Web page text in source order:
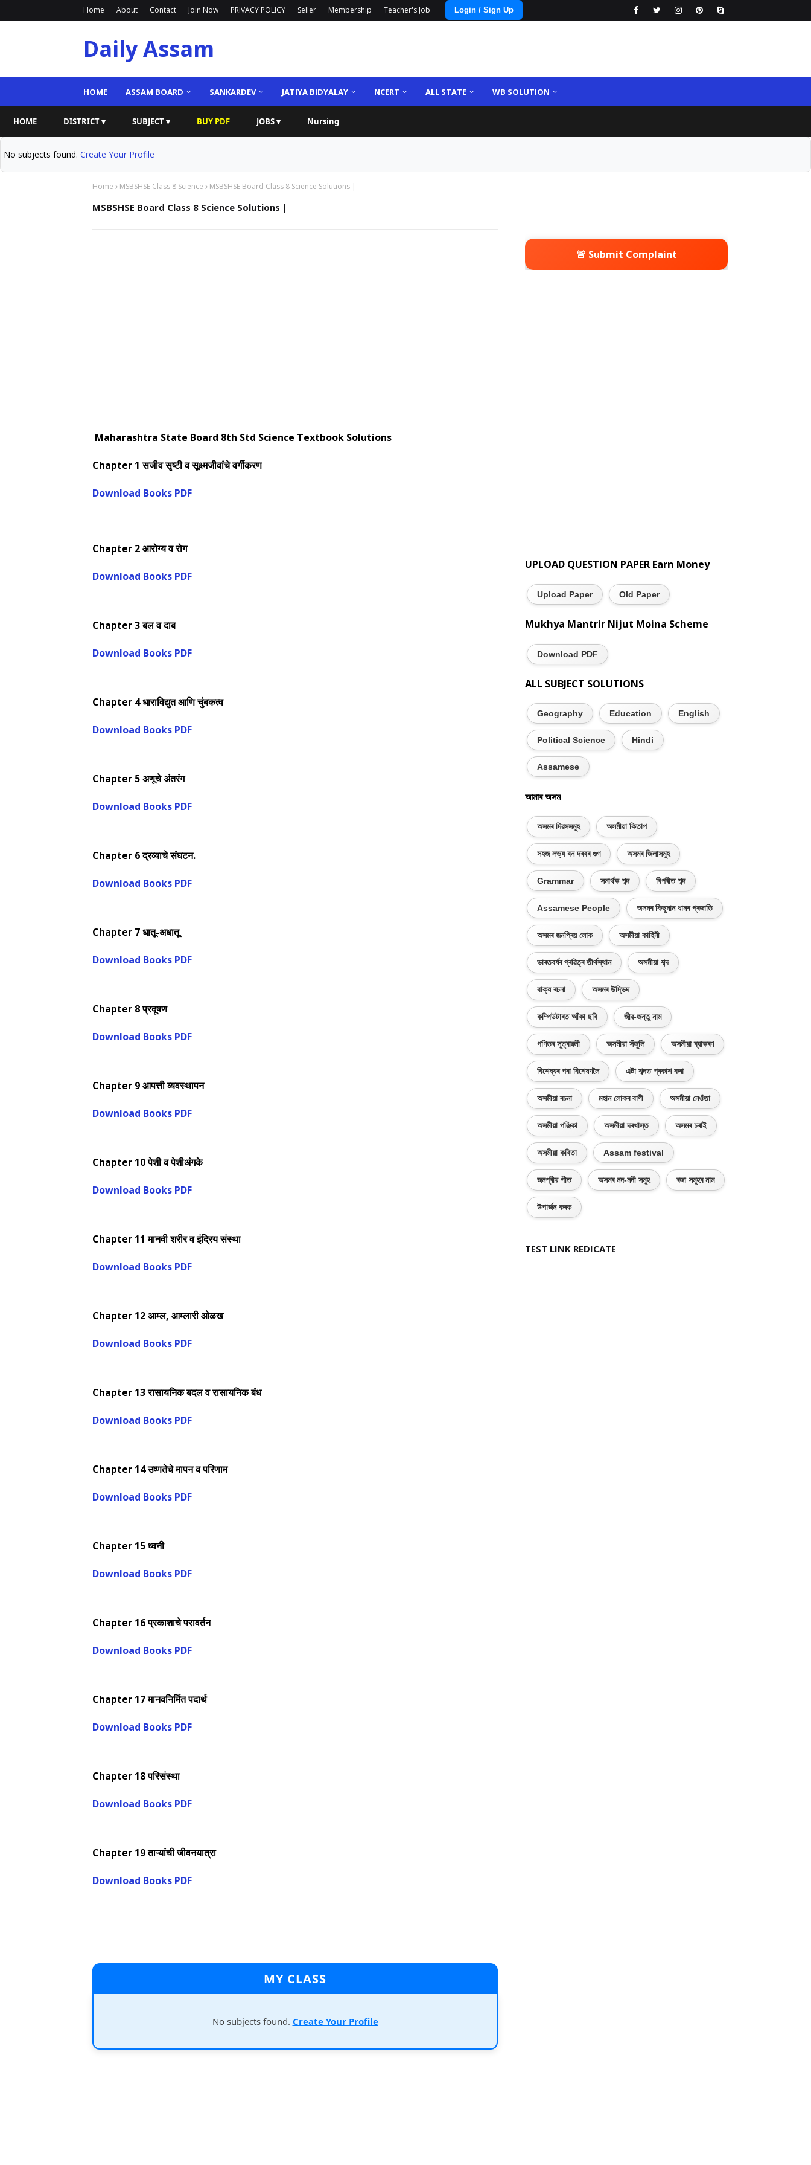
Home About Contact Join Now PRIVACY POLICY Seller Membership Teacher's Job Login / Sign Up
Daily Assam
HOME ASSAM BOARD SANKARDEV JATIYA BIDYALAY NCERT ALL STATE WB SOLUTION
HOME DISTRICT ▾ SUBJECT ▾ BUY PDF JOBS ▾ Nursing
No subjects found. Create Your Profile
Home MSBSHSE Class 8 Science MSBSHSE Board Class 8 Science Solutions |
MSBSHSE Board Class 8 Science Solutions |
Maharashtra State Board 8th Std Science Textbook Solutions
Chapter 1 सजीव सृष्टी व सूक्ष्मजीवांचे वर्गीकरण
Download Books PDF
Chapter 2 आरोग्य व रोग
Download Books PDF
Chapter 3 बल व दाब
Download Books PDF
Chapter 4 धाराविद्युत आणि चुंबकत्व
Download Books PDF
Chapter 5 अणूचे अंतरंग
Download Books PDF
Chapter 6 द्रव्याचे संघटन.
Download Books PDF
Chapter 7 धातू-अधातू
Download Books PDF
Chapter 8 प्रदूषण
Download Books PDF
Chapter 9 आपत्ती व्यवस्थापन
Download Books PDF
Chapter 10 पेशी व पेशीअंगके
Download Books PDF
Chapter 11 मानवी शरीर व इंद्रिय संस्था
Download Books PDF
Chapter 12 आम्ल, आम्लारी ओळख
Download Books PDF
Chapter 13 रासायनिक बदल व रासायनिक बंध
Download Books PDF
Chapter 14 उष्णतेचे मापन व परिणाम
Download Books PDF
Chapter 15 ध्वनी
Download Books PDF
Chapter 16 प्रकाशाचे परावर्तन
Download Books PDF
Chapter 17 मानवनिर्मित पदार्थ
Download Books PDF
Chapter 18 परिसंस्था
Download Books PDF
Chapter 19 ताऱ्यांची जीवनयात्रा
Download Books PDF
MY CLASS
No subjects found. Create Your Profile
🚨 Submit Complaint
UPLOAD QUESTION PAPER Earn Money
Upload Paper Old Paper
Mukhya Mantrir Nijut Moina Scheme
Download PDF
ALL SUBJECT SOLUTIONS
Geography Education English
Political Science Hindi
Assamese
আমাৰ অসম
অসমৰ দিৱসসমূহ অসমীয়া কিতাপ
সহজ লভ্য বন দৰবৰ গুণ অসমৰ জিলাসমূহ
Grammar সমাৰ্থক শব্দ বিপৰীত শব্দ
Assamese People অসমৰ কিছুমান ধানৰ প্ৰজাতি
অসমৰ জনপ্ৰিয় লোক অসমীয়া কাহিনী
ভাৰতবৰ্ষৰ প্ৰৱিত্ৰ তীৰ্থস্থান অসমীয়া শব্দ
বাক্য ৰচনা অসমৰ উদ্ভিদ
কম্পিউটাৰত আঁকা ছবি জীৱ-জন্তু নাম
গণিতৰ সূত্ৰাৱলী অসমীয়া সঁজুলি অসমীয়া ব্যাকৰণ
বিশেষ্যৰ পৰা বিশেষণলৈ এটা শব্দত প্ৰকাশ কৰা
অসমীয়া ৰচনা মহান লোকৰ বাণী অসমীয়া নেওঁতা
অসমীয়া পঞ্জিকা অসমীয়া দৰখাস্ত অসমৰ চৰাই
অসমীয়া কবিতা Assam festival
জনপ্ৰীয় গীত অসমৰ নদ-নদী সমূহ ৰজা সমূহৰ নাম
উপাৰ্জন কৰক
TEST LINK REDICATE